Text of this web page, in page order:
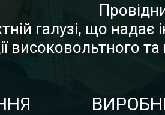
галузі, що надає
високовольтного